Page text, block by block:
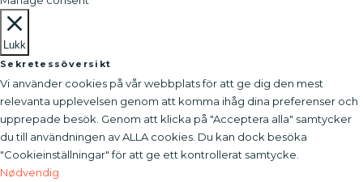
Lukk
Sekretessöversikt
Vi använder cookies på vår webbplats för att ge dig den mest
relevanta upplevelsen genom att komma ihåg dina preferenser och
upprepade besök. Genom att klicka på "Acceptera alla" samtycker
du till användningen av ALLA cookies. Du kan dock besöka
"Cookieinställningar" för att ge ett kontrollerat samtycke.
Nødvendig